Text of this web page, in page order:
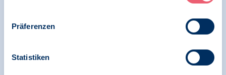
Präferenzen
Statistiken
23.06.2026
News | Psychologie in Krisen | Menschenrechte
Anlässlich 75 Jahre Genfer